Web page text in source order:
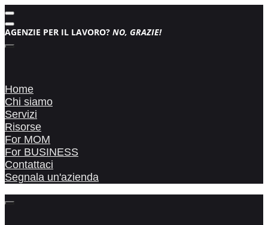
AGENZIE PER IL LAVORO? NO, GRAZIE!
Home
Chi siamo
Servizi
Risorse
For MOM
For BUSINESS
Contattaci
Segnala un'azienda